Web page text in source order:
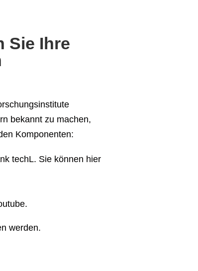
Sie Ihre
bekannt zu machen,
Komponenten:
techL. Sie können hier
werden.